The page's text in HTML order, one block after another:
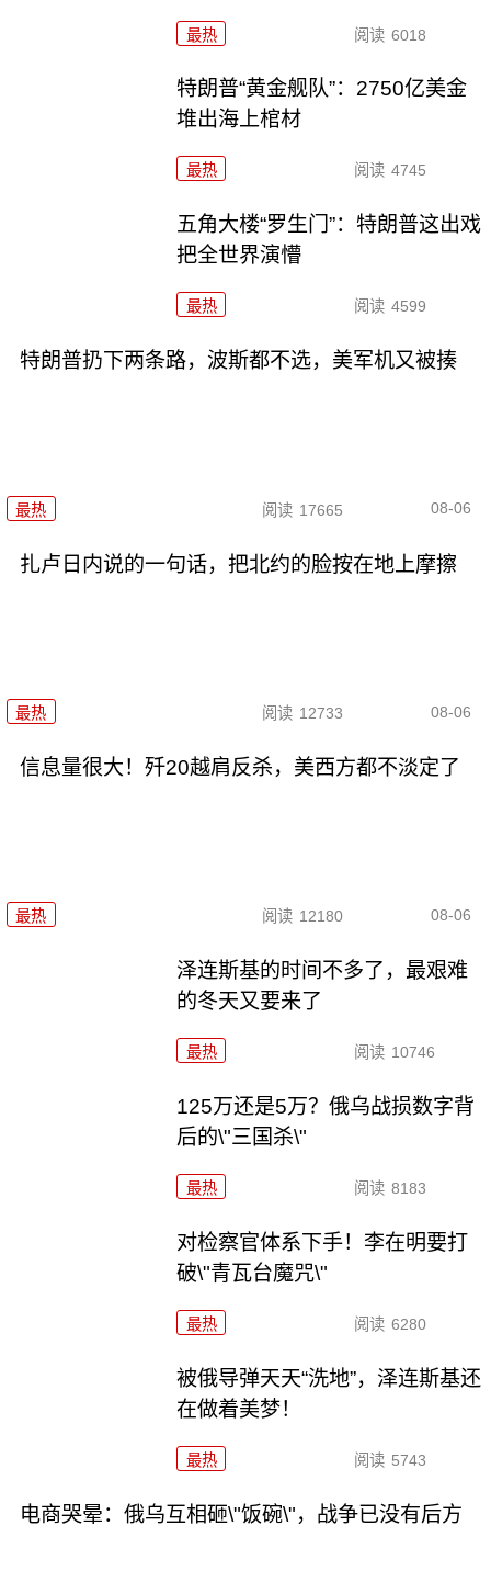
最热 阅读 6018
特朗普“黄金舰队”：2750亿美金
堆出海上棺材
最热 阅读 4745
五角大楼“罗生门”：特朗普这出戏
把全世界演懵
最热 阅读 4599
特朗普扔下两条路，波斯都不选，美军机又被揍
最热 阅读 17665 08-06
扎卢日内说的一句话，把北约的脸按在地上摩擦
最热 阅读 12733 08-06
信息量很大！歼20越肩反杀，美西方都不淡定了
最热 阅读 12180 08-06
泽连斯基的时间不多了，最艰难
的冬天又要来了
最热 阅读 10746
125万还是5万？俄乌战损数字背
后的\"三国杀\"
最热 阅读 8183
对检察官体系下手！李在明要打
破\"青瓦台魔咒\"
最热 阅读 6280
被俄导弹天天“洗地”，泽连斯基还
在做着美梦！
最热 阅读 5743
电商哭晕：俄乌互相砸\"饭碗\"，战争已没有后方